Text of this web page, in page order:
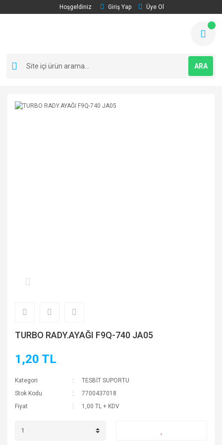
Hoşgeldiniz Giriş Yap Üye Ol
ARA
TURBO RADY.AYAĞI F9Q-740 JA05
1,20 TL
Kategori
TESBİT SUPORTU
Stok Kodu
7700437018
Fiyat
1,00 TL + KDV